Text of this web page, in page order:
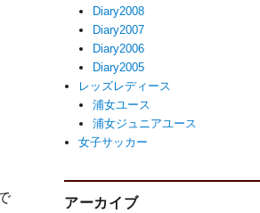
Diary2008
Diary2007
Diary2006
Diary2005
レッズレディース
浦女ユース
浦女ジュニアユース
女子サッカー
アーカイブ